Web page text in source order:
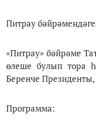
Питрау
«Питрау» бәйрәме
өлеше булып тора
Беренче
Программа: